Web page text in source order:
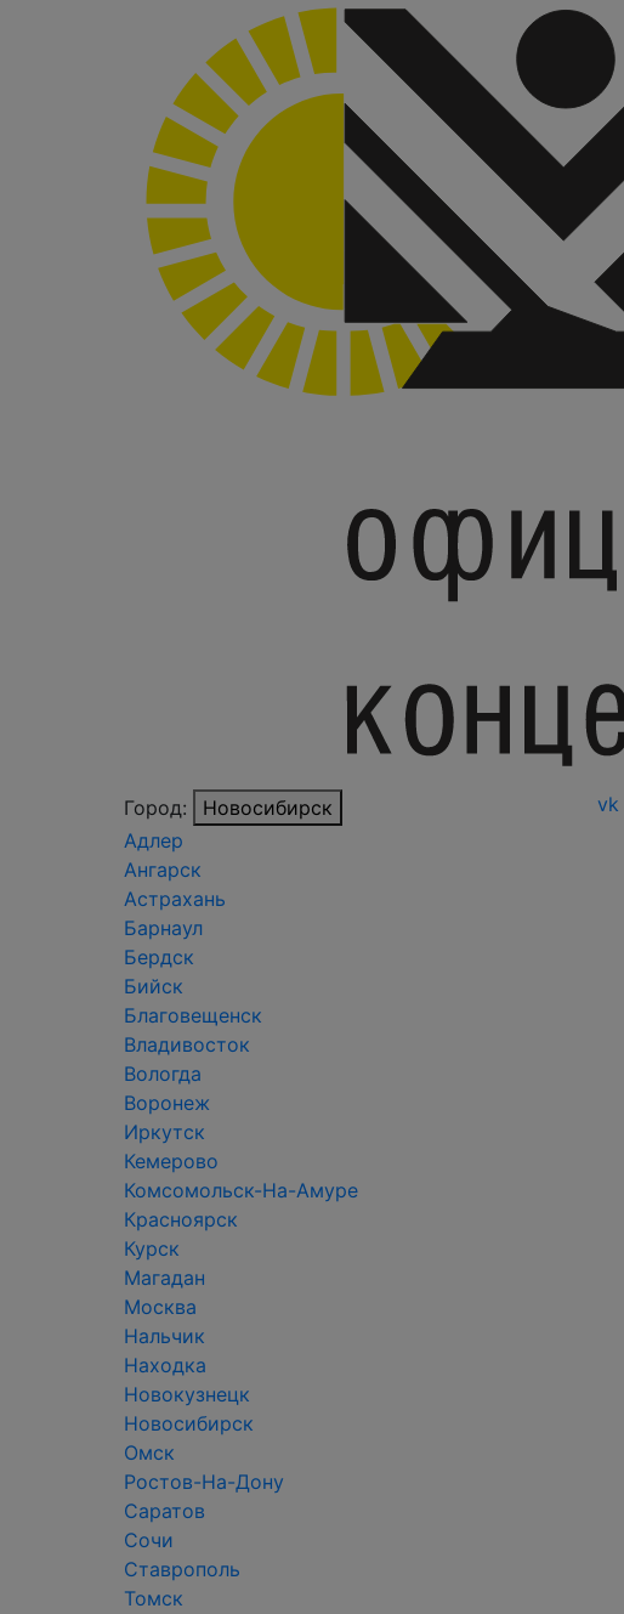
Город:
Новосибирск
Адлер
Ангарск
Астрахань
Барнаул
Бердск
Бийск
Благовещенск
Владивосток
Вологда
Воронеж
Иркутск
Кемерово
Комсомольск-На-Амуре
Красноярск
Курск
Магадан
Москва
Нальчик
Находка
Новокузнецк
Новосибирск
Омск
Ростов-На-Дону
Саратов
Сочи
Ставрополь
Томск
vk